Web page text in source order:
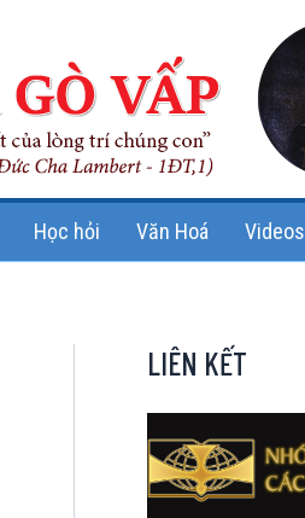
Học hỏi Văn Hoá Videos
LIÊN KẾT